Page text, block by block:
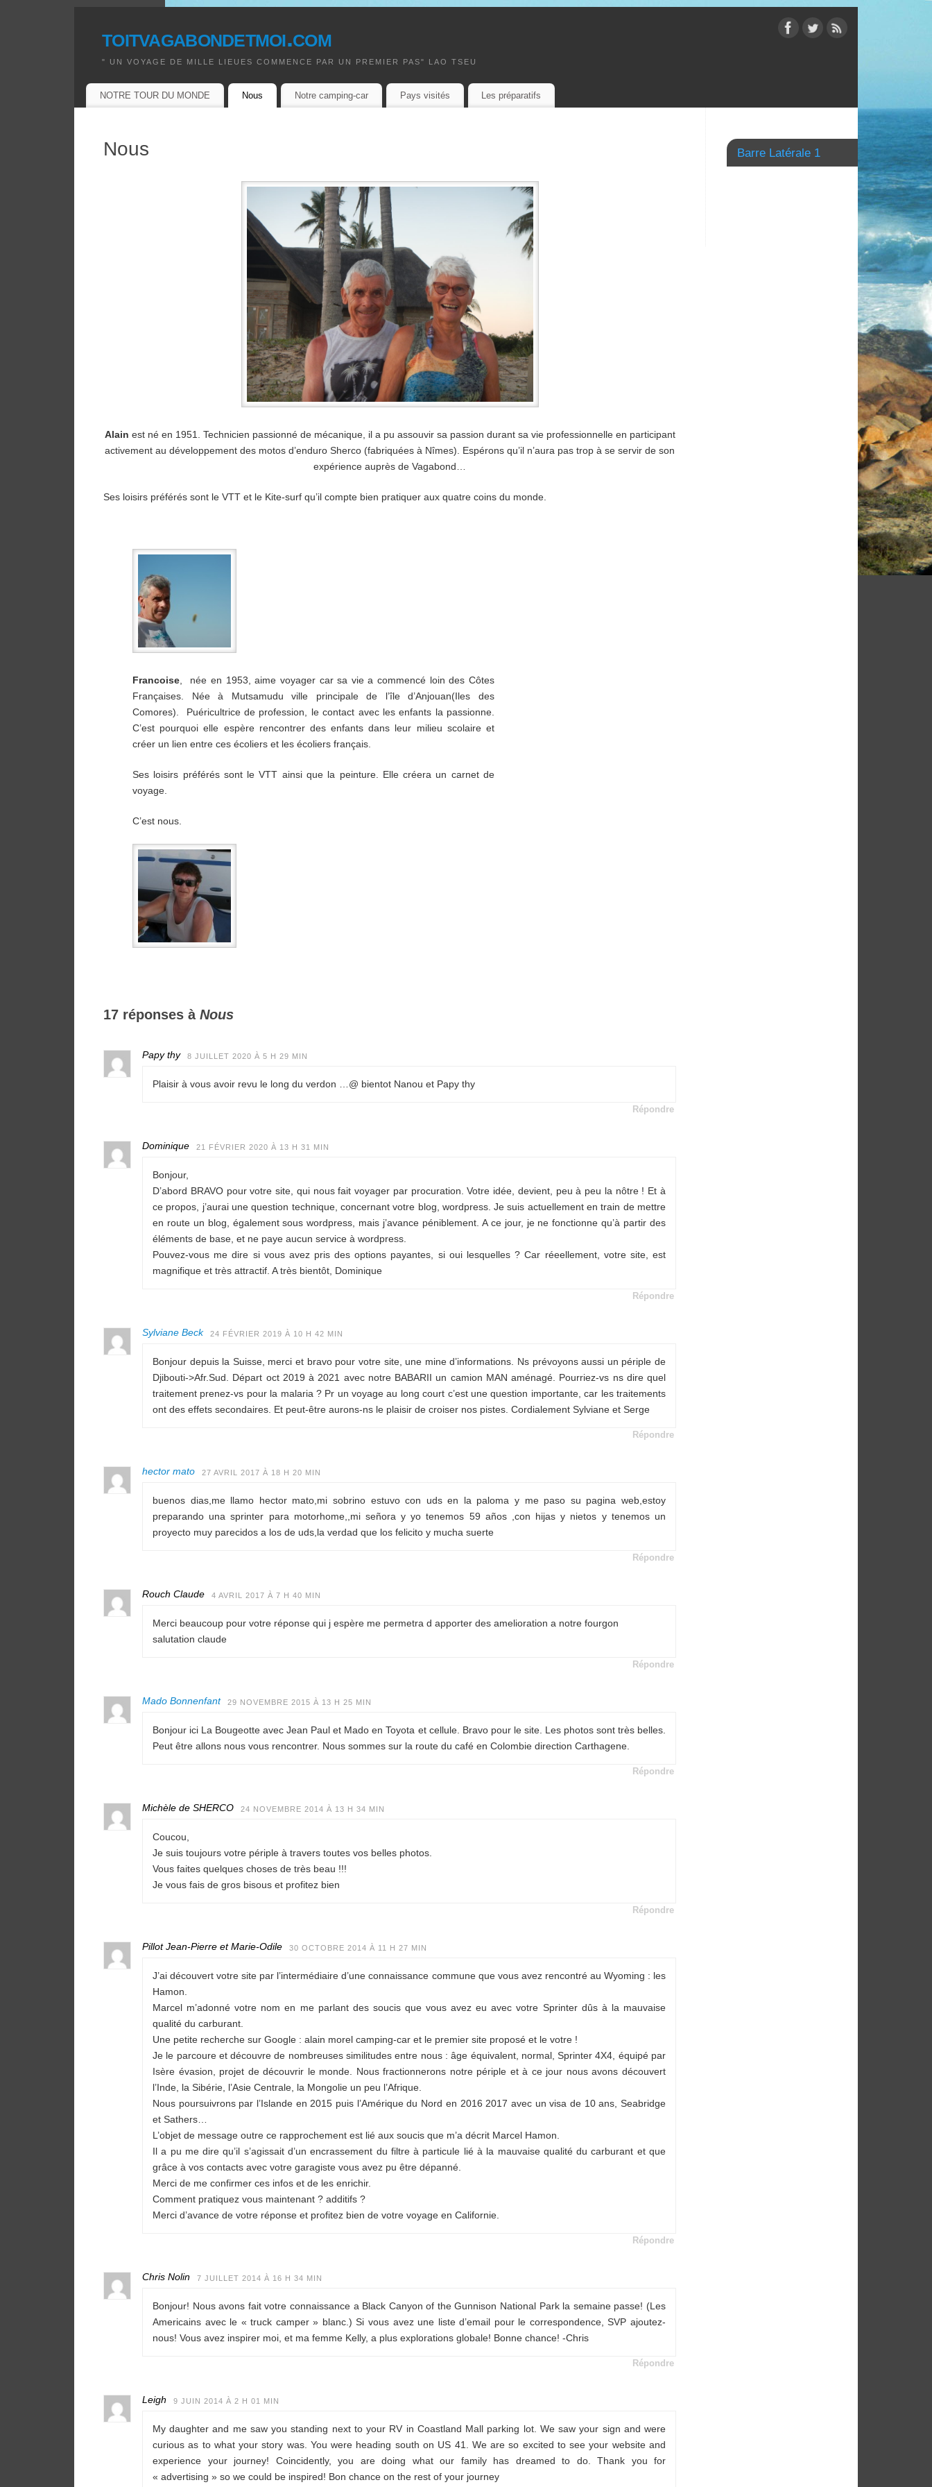
toitvagabondetmoi.com
" UN VOYAGE DE MILLE LIEUES COMMENCE PAR UN PREMIER PAS" LAO TSEU
NOTRE TOUR DU MONDE Nous Notre camping-car Pays visités Les préparatifs
Nous
Alain est né en 1951. Technicien passionné de mécanique, il a pu assouvir sa passion durant sa vie professionnelle en participant
activement au développement des motos d’enduro Sherco (fabriquées à Nîmes). Espérons qu’il n’aura pas trop à se servir de son
expérience auprès de Vagabond…
Ses loisirs préférés sont le VTT et le Kite-surf qu’il compte bien pratiquer aux quatre coins du monde.
Francoise , née en 1953, aime voyager car sa vie a commencé loin des Côtes
Françaises. Née à Mutsamudu ville principale de l’île d’Anjouan(Iles des
Comores). Puéricultrice de profession, le contact avec les enfants la passionne.
C’est pourquoi elle espère rencontrer des enfants dans leur milieu scolaire et
créer un lien entre ces écoliers et les écoliers français.
Ses loisirs préférés sont le VTT ainsi que la peinture. Elle créera un carnet de
voyage.
C’est nous.
17 réponses à Nous
Papy thy 8 JUILLET 2020 À 5 H 29 MIN
Plaisir à vous avoir revu le long du verdon …@ bientot Nanou et Papy thy
Répondre
Dominique 21 FÉVRIER 2020 À 13 H 31 MIN
Bonjour,
D’abord BRAVO pour votre site, qui nous fait voyager par procuration. Votre idée, devient, peu à peu la nôtre ! Et à
ce propos, j’aurai une question technique, concernant votre blog, wordpress. Je suis actuellement en train de mettre
en route un blog, également sous wordpress, mais j’avance péniblement. A ce jour, je ne fonctionne qu’à partir des
éléments de base, et ne paye aucun service à wordpress.
Pouvez-vous me dire si vous avez pris des options payantes, si oui lesquelles ? Car réeellement, votre site, est
magnifique et très attractif. A très bientôt, Dominique
Répondre
Sylviane Beck 24 FÉVRIER 2019 À 10 H 42 MIN
Bonjour depuis la Suisse, merci et bravo pour votre site, une mine d’informations. Ns prévoyons aussi un périple de
Djibouti->Afr.Sud. Départ oct 2019 à 2021 avec notre BABARII un camion MAN aménagé. Pourriez-vs ns dire quel
traitement prenez-vs pour la malaria ? Pr un voyage au long court c’est une question importante, car les traitements
ont des effets secondaires. Et peut-être aurons-ns le plaisir de croiser nos pistes. Cordialement Sylviane et Serge
Répondre
hector mato 27 AVRIL 2017 À 18 H 20 MIN
buenos dias,me llamo hector mato,mi sobrino estuvo con uds en la paloma y me paso su pagina web,estoy
preparando una sprinter para motorhome,,mi señora y yo tenemos 59 años ,con hijas y nietos y tenemos un
proyecto muy parecidos a los de uds,la verdad que los felicito y mucha suerte
Répondre
Rouch Claude 4 AVRIL 2017 À 7 H 40 MIN
Merci beaucoup pour votre réponse qui j espère me permetra d apporter des amelioration a notre fourgon
salutation claude
Répondre
Mado Bonnenfant 29 NOVEMBRE 2015 À 13 H 25 MIN
Bonjour ici La Bougeotte avec Jean Paul et Mado en Toyota et cellule. Bravo pour le site. Les photos sont très belles.
Peut être allons nous vous rencontrer. Nous sommes sur la route du café en Colombie direction Carthagene.
Répondre
Michèle de SHERCO 24 NOVEMBRE 2014 À 13 H 34 MIN
Coucou,
Je suis toujours votre périple à travers toutes vos belles photos.
Vous faites quelques choses de très beau !!!
Je vous fais de gros bisous et profitez bien
Répondre
Pillot Jean-Pierre et Marie-Odile 30 OCTOBRE 2014 À 11 H 27 MIN
J’ai découvert votre site par l’intermédiaire d’une connaissance commune que vous avez rencontré au Wyoming : les
Hamon.
Marcel m’adonné votre nom en me parlant des soucis que vous avez eu avec votre Sprinter dûs à la mauvaise
qualité du carburant.
Une petite recherche sur Google : alain morel camping-car et le premier site proposé et le votre !
Je le parcoure et découvre de nombreuses similitudes entre nous : âge équivalent, normal, Sprinter 4X4, équipé par
Isère évasion, projet de découvrir le monde. Nous fractionnerons notre périple et à ce jour nous avons découvert
l’Inde, la Sibérie, l’Asie Centrale, la Mongolie un peu l’Afrique.
Nous poursuivrons par l’Islande en 2015 puis l’Amérique du Nord en 2016 2017 avec un visa de 10 ans, Seabridge
et Sathers…
L’objet de message outre ce rapprochement est lié aux soucis que m’a décrit Marcel Hamon.
Il a pu me dire qu’il s’agissait d’un encrassement du filtre à particule lié à la mauvaise qualité du carburant et que
grâce à vos contacts avec votre garagiste vous avez pu être dépanné.
Merci de me confirmer ces infos et de les enrichir.
Comment pratiquez vous maintenant ? additifs ?
Merci d’avance de votre réponse et profitez bien de votre voyage en Californie.
Répondre
Chris Nolin 7 JUILLET 2014 À 16 H 34 MIN
Bonjour! Nous avons fait votre connaissance a Black Canyon of the Gunnison National Park la semaine passe! (Les
Americains avec le « truck camper » blanc.) Si vous avez une liste d’email pour le correspondence, SVP ajoutez-
nous! Vous avez inspirer moi, et ma femme Kelly, a plus explorations globale! Bonne chance! -Chris
Répondre
Leigh 9 JUIN 2014 À 2 H 01 MIN
My daughter and me saw you standing next to your RV in Coastland Mall parking lot. We saw your sign and were
curious as to what your story was. You were heading south on US 41. We are so excited to see your website and
experience your journey! Coincidently, you are doing what our family has dreamed to do. Thank you for
« advertising » so we could be inspired! Bon chance on the rest of your journey
Barre Latérale 1